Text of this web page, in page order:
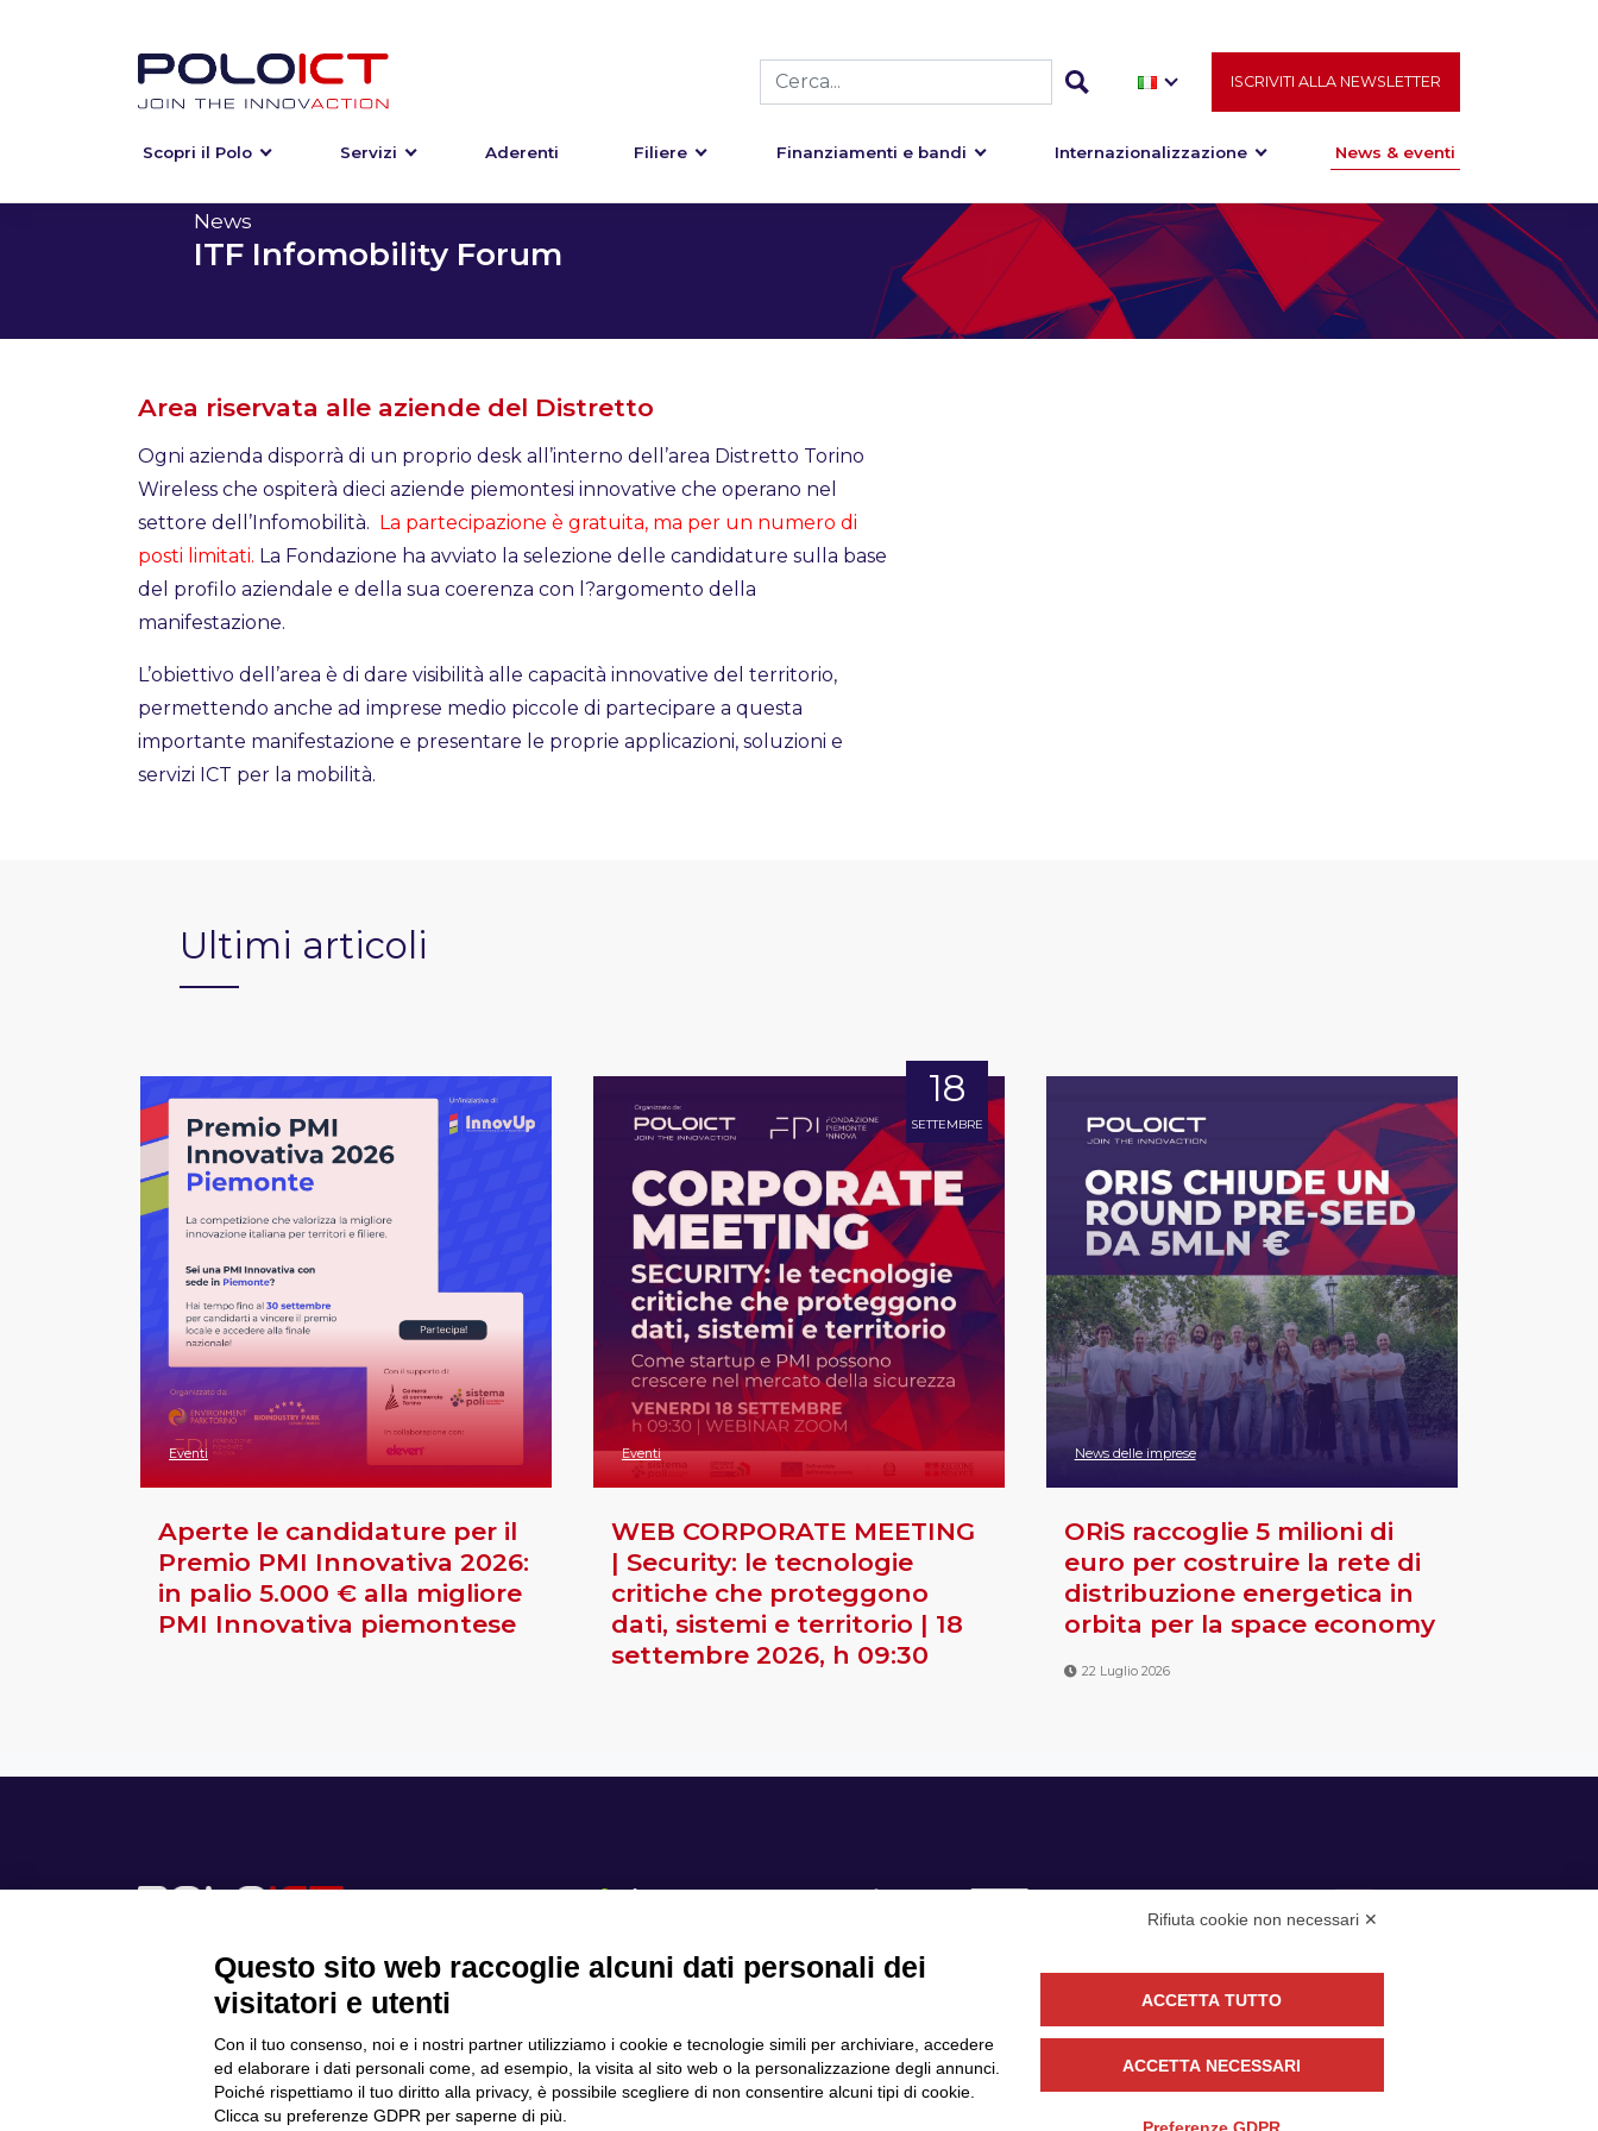
ISCRIVITI ALLA NEWSLETTER
Scopri il Polo Servizi Aderenti Filiere Finanziamenti e bandi Internazionalizzazione News & eventi
News
ITF Infomobility Forum
Area riservata alle aziende del Distretto
Ogni azienda disporrà di un proprio desk all’interno dell’area Distretto Torino
Wireless che ospiterà dieci aziende piemontesi innovative che operano nel
settore dell’Infomobilità.
La partecipazione è gratuita, ma per un numero di
posti limitati. La Fondazione ha avviato la selezione delle candidature sulla base
del profilo aziendale e della sua coerenza con l?argomento della
manifestazione.
L’obiettivo dell’area è di dare visibilità alle capacità innovative del territorio,
permettendo anche ad imprese medio piccole di partecipare a questa
importante manifestazione e presentare le proprie applicazioni, soluzioni e
servizi ICT per la mobilità.
Ultimi articoli
Eventi
Aperte le candidature per il
Premio PMI Innovativa 2026:
in palio 5.000 € alla migliore
PMI Innovativa piemontese
18
SETTEMBRE
Eventi
WEB CORPORATE MEETING
| Security: le tecnologie
critiche che proteggono
dati, sistemi e territorio | 18
settembre 2026, h 09:30
News delle imprese
ORiS raccoglie 5 milioni di
euro per costruire la rete di
distribuzione energetica in
orbita per la space economy
22 Luglio 2026
Privacy Policy
Cookie Policy
Scopri il Polo Servizi
Community
Progetti
Partner
Finanziamenti e bandi
Internazionalizzazione
Seguici
CONTATTACI
Rifiuta cookie non necessari ✕
Questo sito web raccoglie alcuni dati personali dei
visitatori e utenti
Con il tuo consenso, noi e i nostri partner utilizziamo i cookie e tecnologie simili per archiviare, accedere
ed elaborare i dati personali come, ad esempio, la visita al sito web o la personalizzazione degli annunci.
Poiché rispettiamo il tuo diritto alla privacy, è possibile scegliere di non consentire alcuni tipi di cookie.
Clicca su preferenze GDPR per saperne di più.
ACCETTA TUTTO
ACCETTA NECESSARI